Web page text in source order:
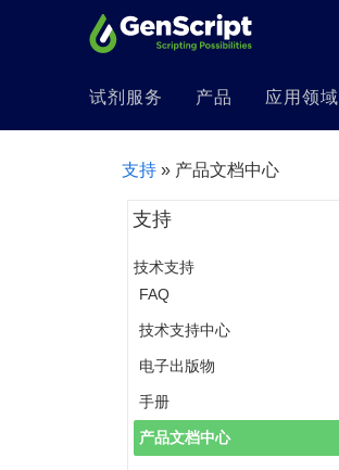
试剂服务 产品 应用领域
支持 » 产品文档中心
支持
技术支持
FAQ
技术支持中心
电子出版物
手册
产品文档中心